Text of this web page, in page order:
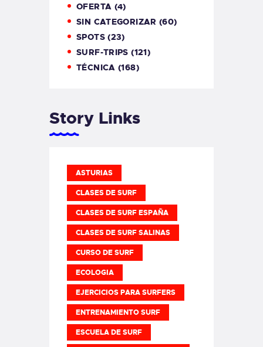
OFERTA (4)
SIN CATEGORIZAR (60)
SPOTS(23)
SURF-TRIPS (121)
TÉCNICA (168)
Story Links
ASTURIAS
CLASES DE SURF
CLASES DE SURF ESPAÑA
CLASES DE SURF SALINAS
CURSO DE SURF
ECOLOGIA
EJERCICIOS PARA SURFERS
ENTRENAMIENTO SURF
ESCUELA DE SURF